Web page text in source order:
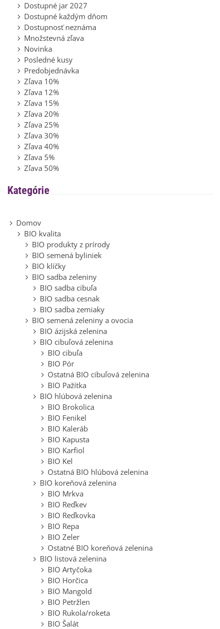
Dostupné jar 2027
Dostupné každým dňom
Dostupnosť neznáma
Množstevná zľava
Novinka
Posledné kusy
Predobjednávka
Zľava 10%
Zľava 12%
Zľava 15%
Zľava 20%
Zľava 25%
Zľava 30%
Zľava 40%
Zľava 5%
Zľava 50%
Kategórie
Domov
BIO kvalita
BIO produkty z prírody
BIO semená byliniek
BIO klíčky
BIO sadba zeleniny
BIO sadba cibuľa
BIO sadba cesnak
BIO sadba zemiaky
BIO semená zeleniny a ovocia
BIO ázijská zelenina
BIO cibuľová zelenina
BIO cibuľa
BIO Pór
Ostatná BIO cibuľová zelenina
BIO Pažítka
BIO hlúbová zelenina
BIO Brokolica
BIO Fenikel
BIO Kaleráb
BIO Kapusta
BIO Karfiol
BIO Kel
Ostatná BIO hlúbová zelenina
BIO koreňová zelenina
BIO Mrkva
BIO Reďkev
BIO Reďkovka
BIO Repa
BIO Zeler
Ostatné BIO koreňová zelenina
BIO listová zelenina
BIO Artyčoka
BIO Horčica
BIO Mangold
BIO Petržlen
BIO Rukola/roketa
BIO Šalát